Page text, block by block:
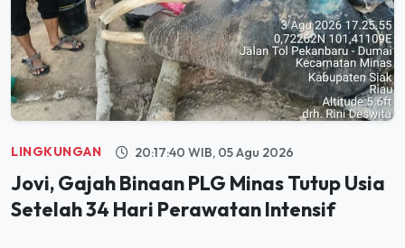
LINGKUNGAN 20:17:40 WIB, 05 Agu 2026
Jovi, Gajah Binaan PLG Minas Tutup Usia
Setelah 34 Hari Perawatan Intensif